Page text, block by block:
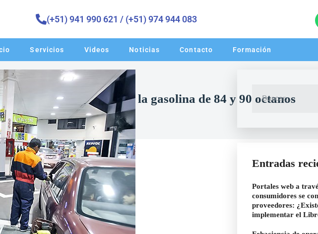
(+51) 941 990 621 / (+51) 974 944 083 ​
Servicios Videos Noticias Contacto Formación
Selectivo al Consumo a la gasolina de 84 y 90 octanos
Entradas
Portales web a
consumidores se
proveedores:
implementar el